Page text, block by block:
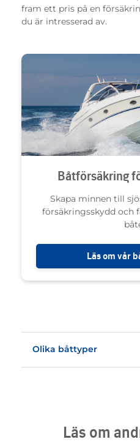
fram ett pris på en
du är intresserad av.
Båtförsäkring
Skapa minnen till
försäkringsskydd och
Läs om vår
Olika båttyper
Läs om